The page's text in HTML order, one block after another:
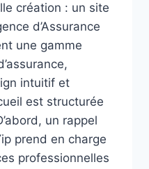
création : un site
d’Assurance
une gamme
intuitif et
est structurée
un rappel
prend en charge
professionnelles